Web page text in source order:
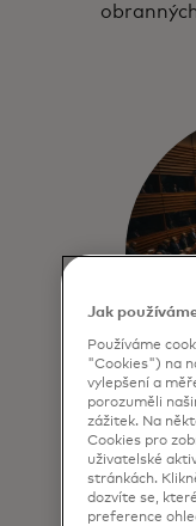
Neustálé
Jak
Používáme
"Cookies") na
vylepšení a
porozuměli
zážitek. Na
Cookies pro
uživatelské
stránkách.
dozvíte se,
preference